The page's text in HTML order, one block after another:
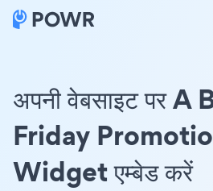
अपनी वेबसाइट पर A
Friday
Widget एम्बेड करें